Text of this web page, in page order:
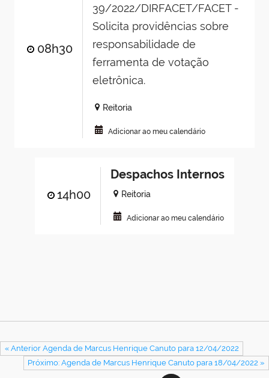
08h30
39/2022/DIRFACET/FACET -
Solicita providências sobre
responsabilidade de
ferramenta de votação
eletrônica.
Reitoria
Adicionar ao meu calendário
14h00
Despachos Internos
Reitoria
Adicionar ao meu calendário
« Anterior Agenda de Marcus Henrique Canuto para 12/04/2022
Próximo: Agenda de Marcus Henrique Canuto para 18/04/2022 »